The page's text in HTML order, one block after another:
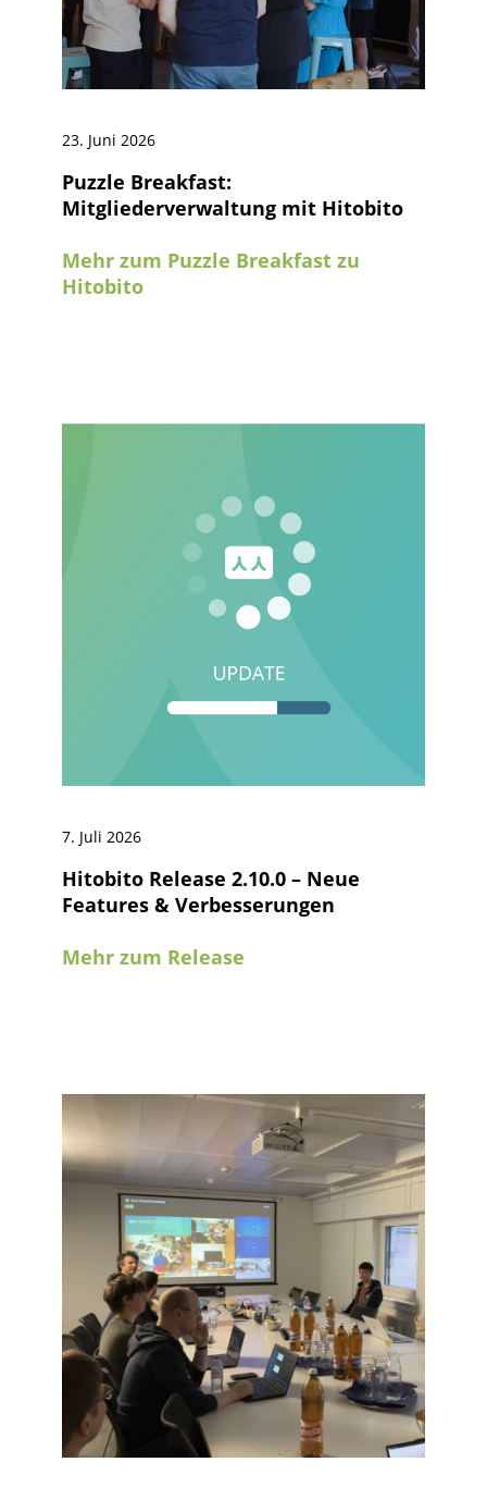
23. Juni 2026
Puzzle Breakfast:
Mitgliederverwaltung mit Hitobito
Mehr zum Puzzle Breakfast zu
Hitobito
7. Juli 2026
Hitobito Release 2.10.0 – Neue
Features & Verbesserungen
Mehr zum Release